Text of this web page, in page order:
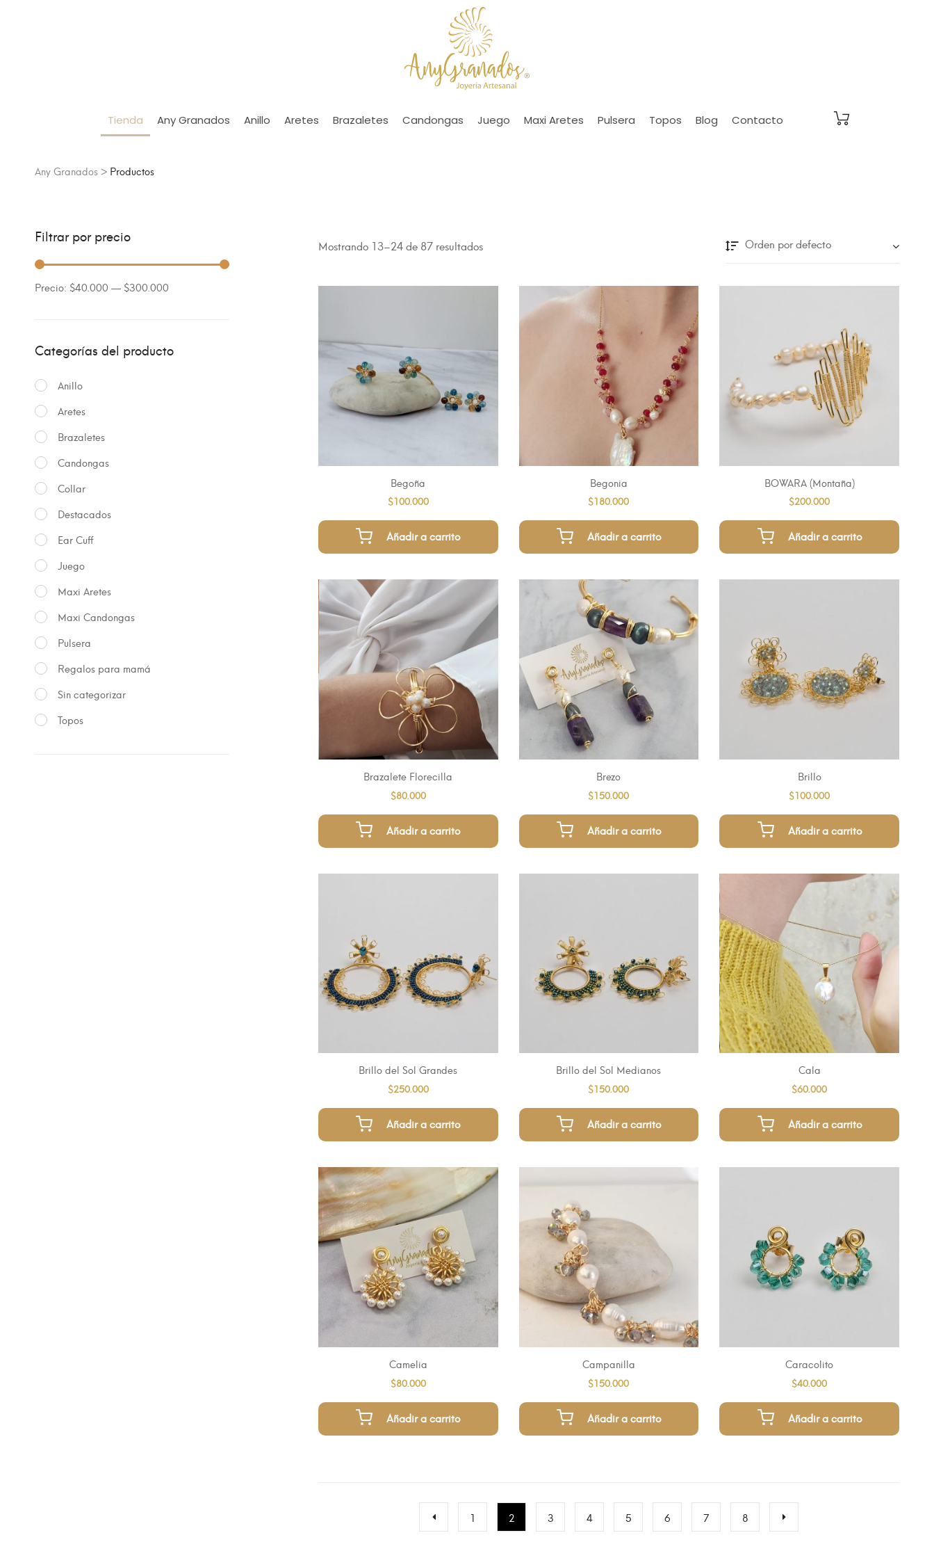
Tienda Any Granados Anillo Aretes Brazaletes Candongas Juego Maxi Aretes Pulsera Topos Blog Contacto
Any Granados > Productos
Mostrando 13–24 de 87 resultados Orden por defecto
Begoña
$100.000
Añadir a carrito
Begonia
$180.000
Añadir a carrito
BOWARA (Montaña)
$200.000
Añadir a carrito
Brazalete Florecilla
$80.000
Añadir a carrito
Brezo
$150.000
Añadir a carrito
Brillo
$100.000
Añadir a carrito
Brillo del Sol Grandes
$250.000
Añadir a carrito
Brillo del Sol Medianos
$150.000
Añadir a carrito
Cala
$60.000
Añadir a carrito
Camelia
$80.000
Añadir a carrito
Campanilla
$150.000
Añadir a carrito
Caracolito
$40.000
Añadir a carrito
1 2 3 4 5 6 7 8
Filtrar por precio
Precio: $40.000 — $300.000
Categorías del producto
Anillo
Aretes
Brazaletes
Candongas
Collar
Destacados
Ear Cuff
Juego
Maxi Aretes
Maxi Candongas
Pulsera
Regalos para mamá
Sin categorizar
Topos